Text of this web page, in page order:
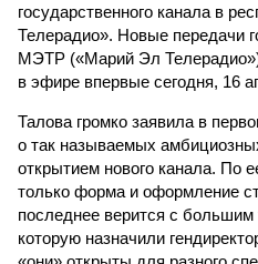
государственного канала в
Телерадио». Новые передачи
МЭТР («Марий Эл
в эфире впервые сегодня, 16
Талова громко заявила в
о так называемых
открытием нового канала. По
только форма и оформление
последнее верится с
которую назначили